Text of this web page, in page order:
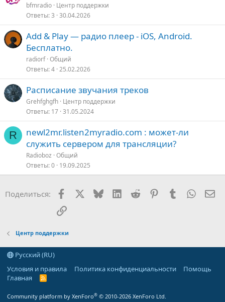
bfmradio Центр поддержки
Ответы 3 30.04.2026
Add & Play — радио плеер - iOS, Android.
Бесплатно.
radiorf Общий
Ответы 4 25.02.2026
Расписание звучания треков
Grehfghgfh Центр поддержки
Ответы 17 31.05.2024
R
newl2mr.listen2myradio.com : может-ли
служить сервером для трансляции?
Radioboz Общий
Ответы 0 19.09.2025
Поделиться: Facebook BlueskyLinkedIn
Reddit PinterestTumblr
Ссылка
Центр поддержки
Русский (RU)
Условия и правила
Политика конфиденциальности
Помощь
Главная
R
Community platform by XenForo® © 2010-2026 XenForo Ltd.